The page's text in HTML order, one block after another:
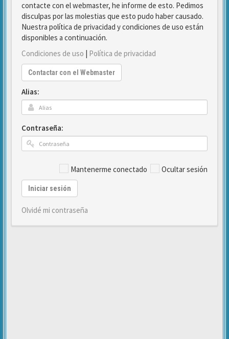
contacte con el webmaster, he informe de esto. Pedimos
disculpas por las molestias que esto pudo haber causado.
Nuestra política de privacidad y condiciones de uso están
disponibles a continuación.
Condiciones de uso | Política de privacidad
Contactar con el Webmaster
Alias:
Contraseña:
Mantenerme conectado Ocultar sesión
Iniciar sesión
Olvidé mi contraseña